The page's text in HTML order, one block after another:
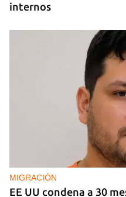
internos
MIGRACIÓN
EE UU condena a 30